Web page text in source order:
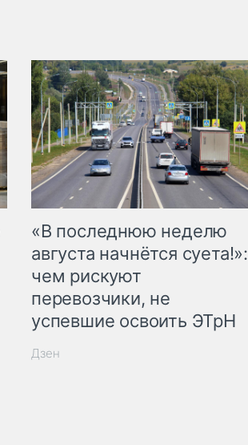
«В последнюю неделю
августа начнётся суета!»:
чем рискуют
перевозчики, не
успевшие освоить ЭТрН
Дзен